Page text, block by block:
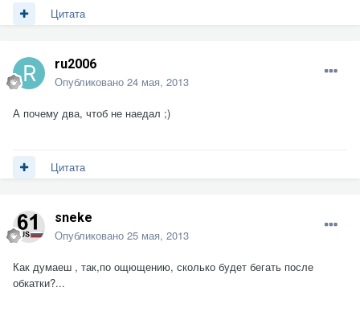
Цитата
ru2006
Опубликовано 24 мая, 2013
А почему два, чтоб не наедал ;)
Цитата
sneke
Опубликовано 25 мая, 2013
Как думаеш , так,по ощющению, сколько будет бегать после
обкатки?...